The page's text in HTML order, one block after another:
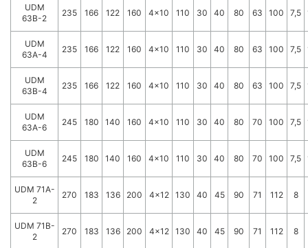
UDM
63B-2
235 166 122 160 4x10 110 30 40 80 63 100 7,5
UDM
63A-4
235 166 122 160 4x10 110 30 40 80 63 100 7,5
UDM
63B-4
235 166 122 160 4x10 110 30 40 80 63 100 7,5
UDM
63A-6
245 180 140 160 4x10 110 30 40 80 70 100 7,5
UDM
63B-6
245 180 140 160 4x10 110 30 40 80 70 100 7,5
UDM 71A-
2
270 183 136 200 4x12 130 40 45 90 71 112 8
UDM 71B-
2
270 183 136 200 4x12 130 40 45 90 71 112 8